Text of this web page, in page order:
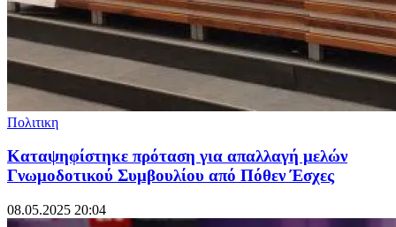
Πολιτικη
Καταψηφίστηκε πρόταση για απαλλαγή μελών
Γνωμοδοτικού Συμβουλίου από Πόθεν Έσχες
08.05.2025 20:04